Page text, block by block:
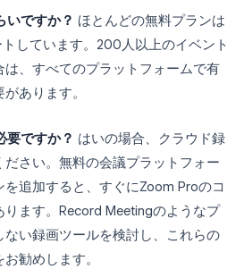
いですか？ ほとんどの無料プランは
しています。200人以上のイベント
は、すべてのプラットフォームで有
あります。
要ですか？ はいの場合、クラウド録
さい。無料の会議プラットフォー
追加すると、すぐにZoom Proのコ
ます。Record Meetingのようなプ
い録画ツールを検討し、これらの
勧めします。